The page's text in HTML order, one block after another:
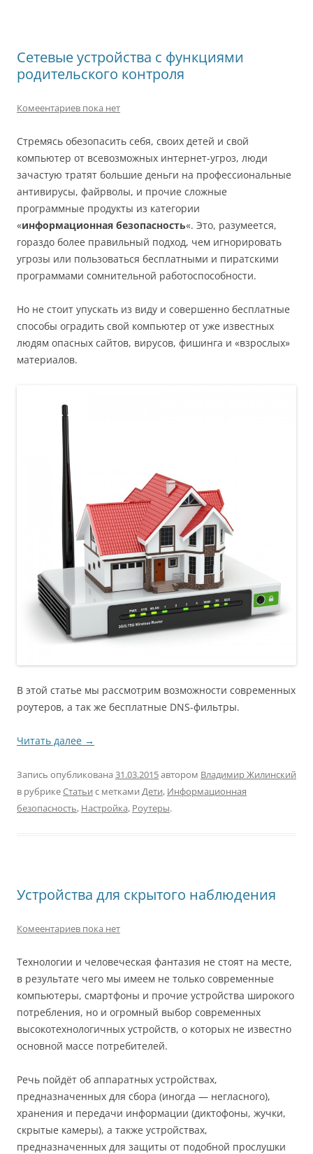
Сетевые устройства с функциями
родительского контроля
Комеентариев пока нет
Стремясь обезопасить себя, своих детей и свой
компьютер от всевозможных интернет-угроз, люди
зачастую тратят большие деньги на профессиональные
антивирусы, файрволы, и прочие сложные
программные продукты из категории
«информационная безопасность«. Это, разумеется,
гораздо более правильный подход, чем игнорировать
угрозы или пользоваться бесплатными и пиратскими
программами сомнительной работоспособности.
Но не стоит упускать из виду и совершенно бесплатные
способы оградить свой компьютер от уже известных
людям опасных сайтов, вирусов, фишинга и «взрослых»
материалов.
В этой статье мы рассмотрим возможности современных
роутеров, а так же бесплатные DNS-фильтры.
Читать далее →
Запись опубликована 31.03.2015автором Владимир Жилинский
в рубрикеСтатьи с метками Дети, Информационная
безопасность, Настройка, Роутеры.
Устройства для скрытого наблюдения
Комеентариев пока нет
Технологии и человеческая фантазия не стоят на месте,
в результате чего мы имеем не только современные
компьютеры, смартфоны и прочие устройства широкого
потребления, но и огромный выбор современных
высокотехнологичных устройств, о которых не известно
основной массе потребителей.
Речь пойдёт об аппаратных устройствах,
предназначенных для сбора (иногда — негласного),
хранения и передачи информации (диктофоны, жучки,
скрытые камеры), а также устройствах,
предназначенных для защиты от подобной прослушки